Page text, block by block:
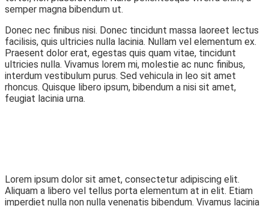
semper magna bibendum ut.
Donec nec finibus nisi. Donec tincidunt massa laoreet lectus
facilisis, quis ultricies nulla lacinia. Nullam vel elementum ex.
Praesent dolor erat, egestas quis quam vitae, tincidunt
ultricies nulla. Vivamus lorem mi, molestie ac nunc finibus,
interdum vestibulum purus. Sed vehicula in leo sit amet
rhoncus. Quisque libero ipsum, bibendum a nisi sit amet,
feugiat lacinia urna.
Lorem ipsum dolor sit amet, consectetur adipiscing elit.
Aliquam a libero vel tellus porta elementum at in elit. Etiam
imperdiet nulla non nulla venenatis bibendum. Vivamus lacinia